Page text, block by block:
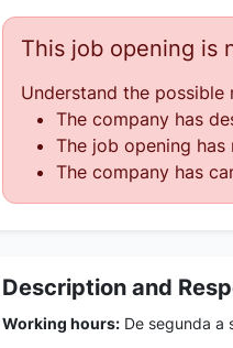
This job opening is
Understand the possible
The company has
The job opening
The company has
Description and
Working hours: De segunda a